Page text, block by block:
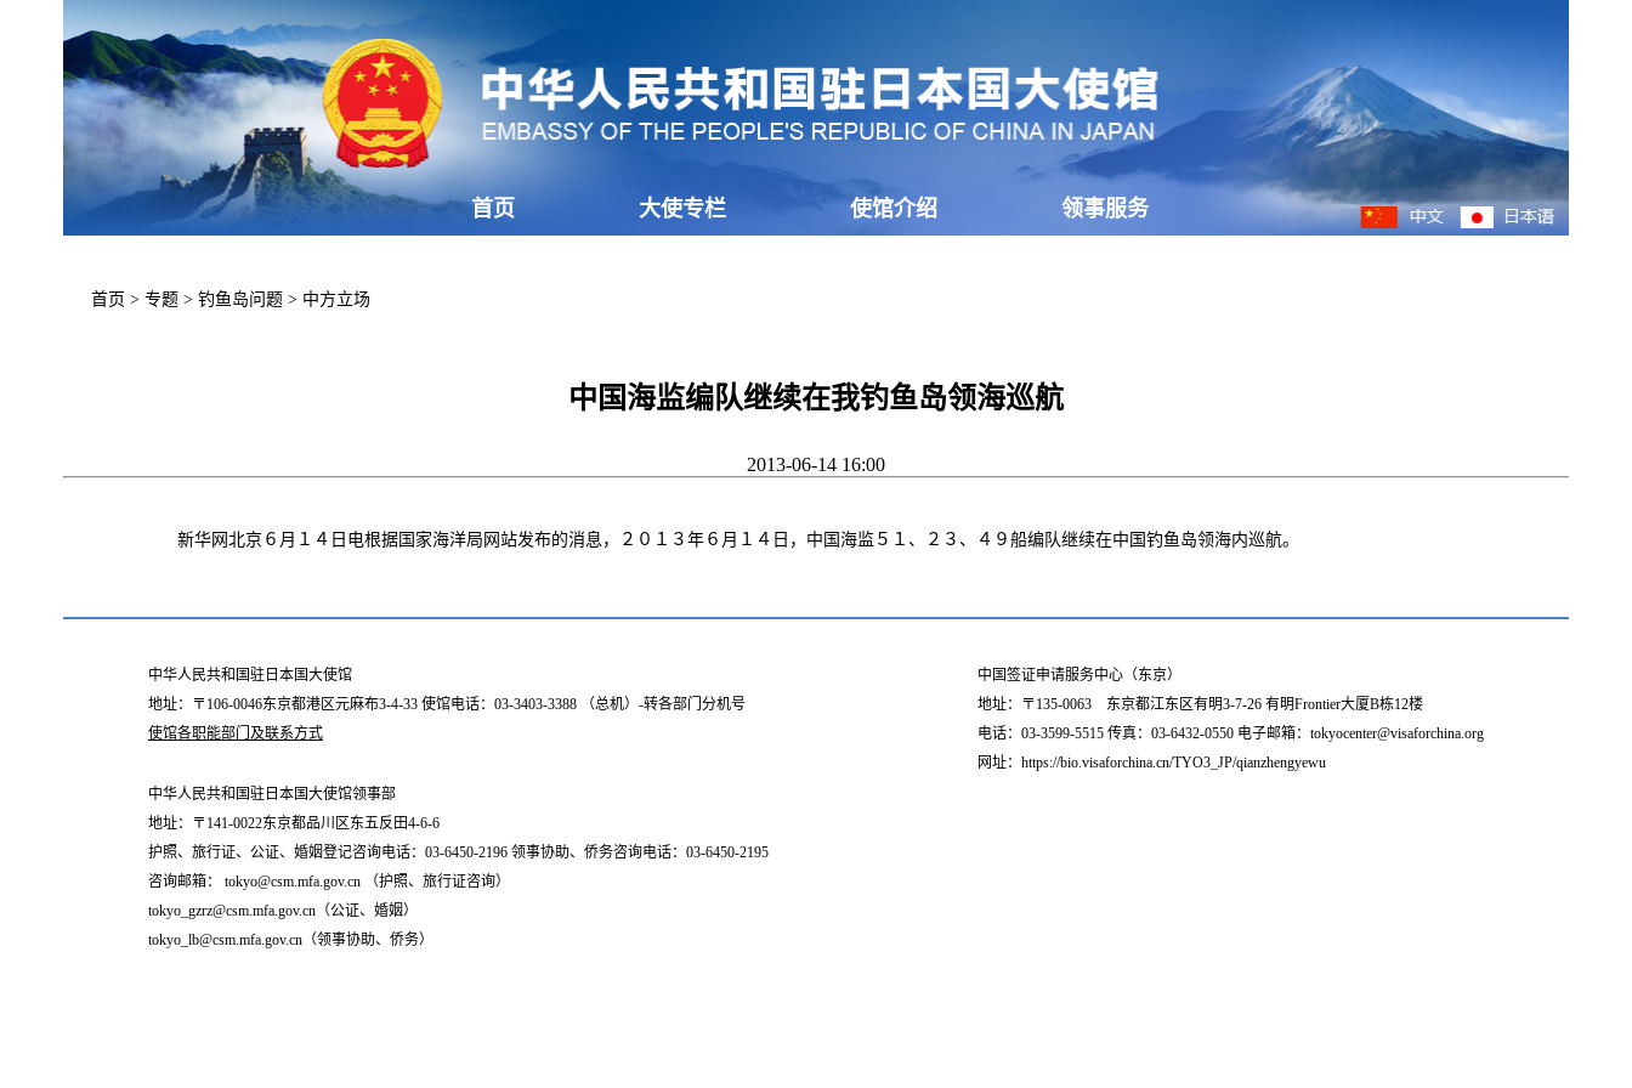
首页 大使专栏 使馆介绍 领事服务
首页 > 专题 > 钓鱼岛问题 > 中方立场
中国海监编队继续在我钓鱼岛领海巡航
2013-06-14 16:00
新华网北京６月１４日电根据国家海洋局网站发布的消息，２０１３年６月１４日，中国海监５１、２３、４９船编队继续在中国钓鱼岛领海内巡航。
中华人民共和国驻日本国大使馆
地址：〒106-0046东京都港区元麻布3-4-33 使馆电话：03-3403-3388 （总机）-转各部门分机号
使馆各职能部门及联系方式
中华人民共和国驻日本国大使馆领事部
地址：〒141-0022东京都品川区东五反田4-6-6
护照、旅行证、公证、婚姻登记咨询电话：03-6450-2196 领事协助、侨务咨询电话：03-6450-2195
咨询邮箱： tokyo@csm.mfa.gov.cn （护照、旅行证咨询）
tokyo_gzrz@csm.mfa.gov.cn（公证、婚姻）
tokyo_lb@csm.mfa.gov.cn（领事协助、侨务）
中国签证申请服务中心（东京）
地址：〒135-0063 东京都江东区有明3-7-26 有明Frontier大厦B栋12楼
电话：03-3599-5515 传真：03-6432-0550 电子邮箱：tokyocenter@visaforchina.org
网址：https://bio.visaforchina.cn/TYO3_JP/qianzhengyewu